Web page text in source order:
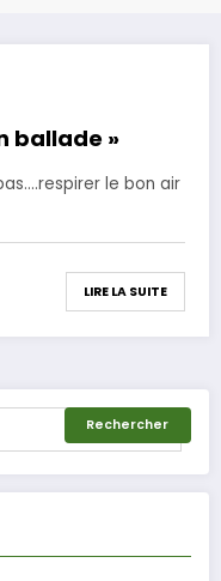
ballade »
le bon air
LIRE LA SUITE